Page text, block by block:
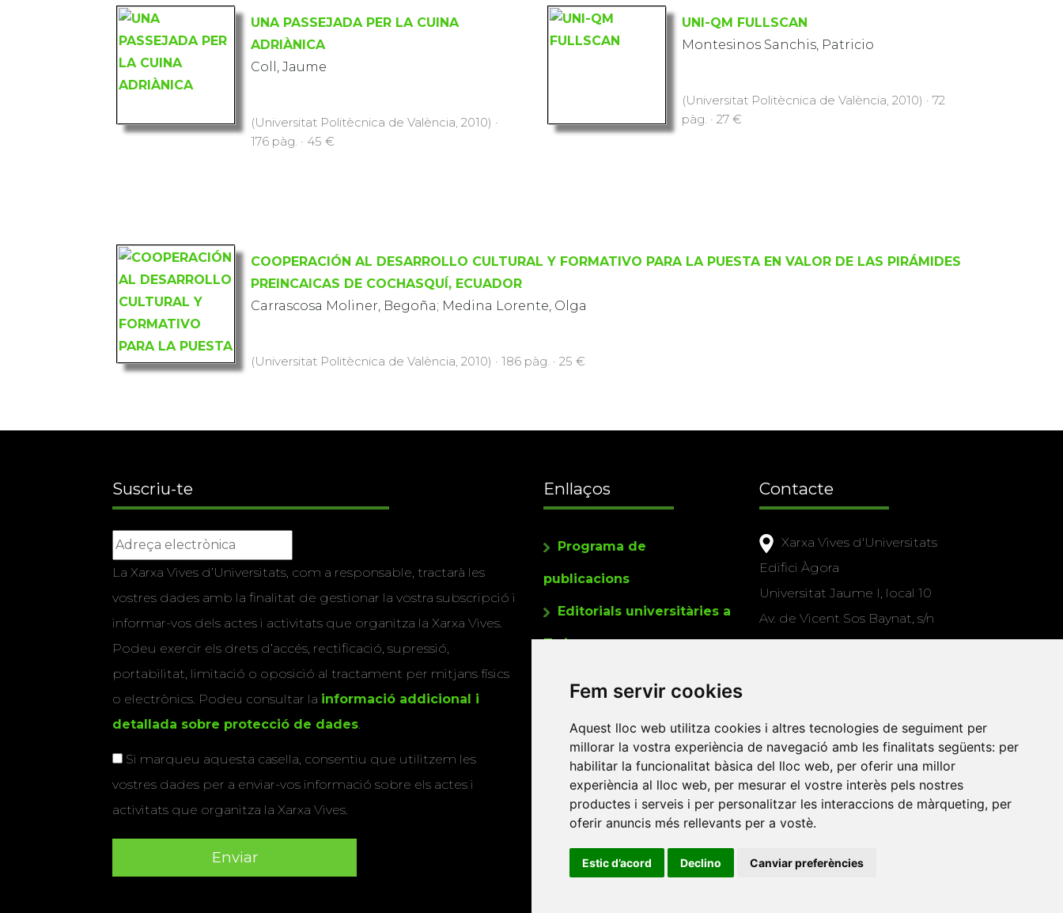
Fem servir cookies
Aquest lloc web utilitza cookies i altres tecnologies de seguiment per
millorar la vostra experiència de navegació amb les finalitats següents: per
habilitar la funcionalitat bàsica del lloc web, per oferir una millor
experiència al lloc web, per mesurar el vostre interès pels nostres
productes i serveis i per personalitzar les interaccions de màrqueting, per
oferir anuncis més rellevants per a vostè.
Estic d’acord Declino Canviar preferències
UNA PASSEJADA PER LA CUINA
ADRIÀNICA
Coll, Jaume
(Universitat Politècnica de València, 2010) ·
176 pàg. · 45 €
UNI-QM FULLSCAN
Montesinos Sanchis, Patricio
(Universitat Politècnica de València, 2010) · 72
pàg. · 27 €
COOPERACIÓN AL DESARROLLO CULTURAL Y FORMATIVO PARA LA PUESTA EN VALOR DE LAS PIRÁMIDES
PREINCAICAS DE COCHASQUÍ, ECUADOR
Carrascosa Moliner, Begoña; Medina Lorente, Olga
(Universitat Politècnica de València, 2010) · 186 pàg. · 25 €
Suscriu-te
La Xarxa Vives d’Universitats, com a responsable, tractarà les
vostres dades amb la finalitat de gestionar la vostra subscripció i
informar-vos dels actes i activitats que organitza la Xarxa Vives.
Podeu exercir els drets d’accés, rectificació, supressió,
portabilitat, limitació o oposició al tractament per mitjans físics
o electrònics. Podeu consultar la informació addicional i
detallada sobre protecció de dades.
Si marqueu aquesta casella, consentiu que utilitzem les
vostres dades per a enviar-vos informació sobre els actes i
activitats que organitza la Xarxa Vives.
Enllaços
Programa de
publicacions
Editorials universitàries a
Twitter
Contacte
Xarxa Vives d'Universitats
Edifici Àgora
Universitat Jaume I, local 10
Av. de Vicent Sos Baynat, s/n
12071 Castelló de la Plana
Amb el suport
de